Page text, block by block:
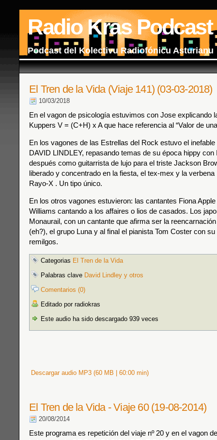
Radio Kras Podcast
Podcast del Kolectivu Radiofónicu Asturianu
El Tren de la Vida (Viaje 141) (03-03-2018)
10/03/2018
En el vagon de psicología estuvimos con Jose explicando
Kuppers V = (C+H) x A que hace referencia al “Valor de
En los vagones de las Estrellas del Rock estuvo el
DAVID LINDLEY, repasando temas de su época hippy con
después como guitarrista de lujo para el triste Jackson
liberado y concentrado en la fiesta, el tex-mex y la
Rayo-X . Un tipo único.
En los otros vagones estuvieron: las cantantes Fiona
Williams cantando a los affaires o lios de casados. Los
Monaurail, con un cantante que afirma ser la
(eh?), el grupo Luna y al final el pianista Tom Coster con
remilgos.
Categorias El Tren de la Vida
Palabras clave David Lindley y otros
Comentarios (0)
Editado por radiokras
Este audio ha sido descargado 939 veces
Descargar audio MP3 (60 MB | 60:00 min)
El Tren de la Vida - Viaje 60 (19-08-2014)
20/08/2014
Este programa es repetición del viaje nº 20 y en el vagon